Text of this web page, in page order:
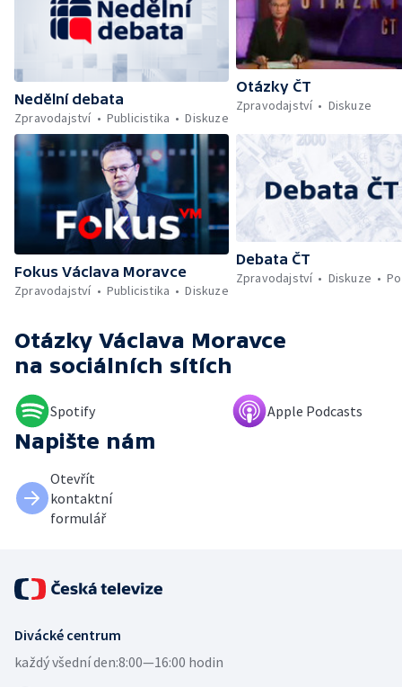
Nedělní debata
Zpravodajství
Publicistika Diskuze
Otázky ČT
Zpravodajství
Diskuze
Fokus Václava Moravce
Zpravodajství
Publicistika Diskuze
Debata ČT
Zpravodajství
Diskuze
Otázky Václava Moravce
na sociálních sítích
Spotify Apple Podcasts
Napište nám
Otevřít
kontaktní
formulář
Divácké centrum
každý všední den:8:00—16:00 hodin